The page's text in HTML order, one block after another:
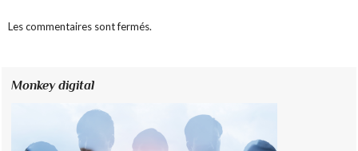
Les commentaires sont fermés.
Monkey digital